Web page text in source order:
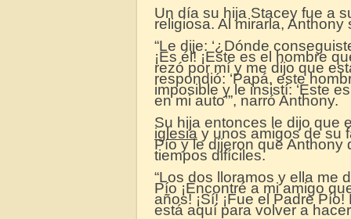
Un día su hija Stacey fue a
religiosa. Al mirarla, Anthony
“Le dije: ‘¿Dónde
¡Es él! ¡Este es el hombre
rezó por mí y me dijo que
respondió: ‘Papá, este
imposible y le insistí: ‘Este
en mi auto’”, narró Anthony.
Su hija entonces le dijo que
iglesia y unos amigos de su
Pío y le dijeron que Anthony
tiempos difíciles.
“Los dos lloramos y ella me
Pío ¡Encontré a mi amigo
años! ¡Sí! ¡Fue el Padre
está aquí para volver a